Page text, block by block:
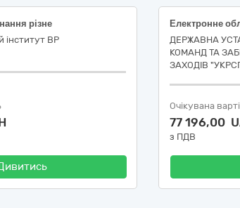
різне
інститут ВР
ДЕРЖАВНА
КОМАНД ТА
ЗАХОДІВ
Очікувана
77 196,00
з ПДВ